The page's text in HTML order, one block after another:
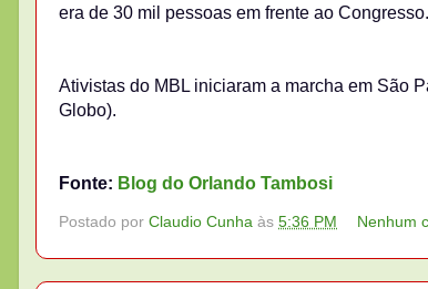
era de 30 mil pessoas em frente ao Congresso.
Ativistas do MBL iniciaram a marcha em São
Globo).
Fonte: Blog do Orlando Tambosi
Postado por Claudio Cunha às 5:36 PM Nenhum